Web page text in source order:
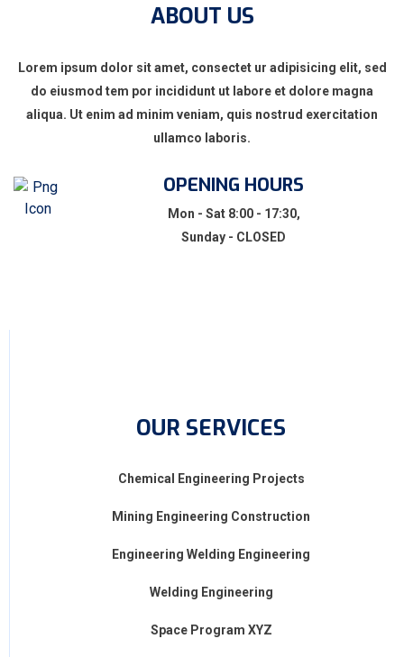
ABOUT US
Lorem ipsum dolor sit amet, consectet ur adipisicing elit, sed
do eiusmod tem por incididunt ut labore et dolore magna
aliqua. Ut enim ad minim veniam, quis nostrud exercitation
ullamco laboris.
OPENING HOURS
Mon - Sat 8:00 - 17:30,
Sunday - CLOSED
OUR SERVICES
Chemical Engineering Projects
Mining Engineering Construction
Engineering Welding Engineering
Welding Engineering
Space Program XYZ